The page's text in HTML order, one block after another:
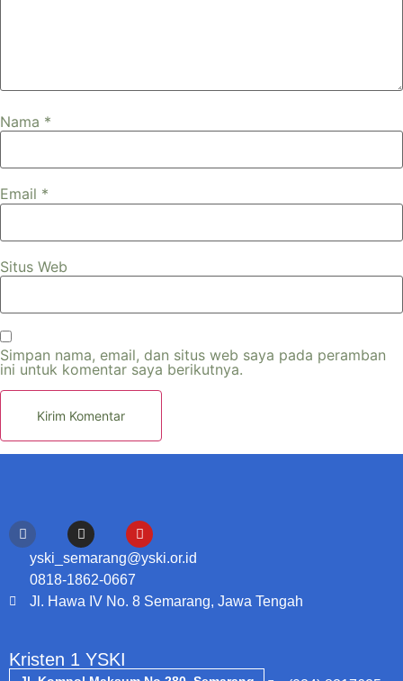
Nama *
Email *
Situs Web
Simpan nama, email, dan situs web saya pada peramban
ini untuk komentar saya berikutnya.
yski_semarang@yski.or.id
0818-1862-0667
Jl. Hawa IV No. 8 Semarang, Jawa Tengah
Kristen 1 YSKI